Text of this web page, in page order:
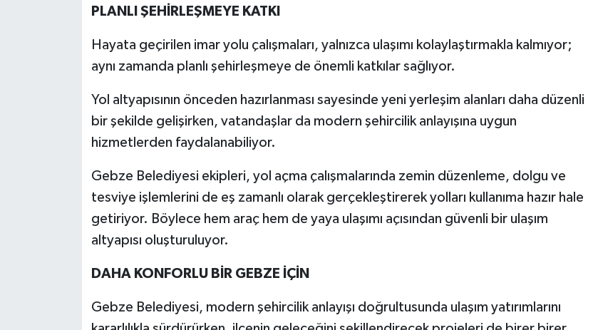
PLANLI ŞEHİRLEŞMEYE KATKI
Hayata geçirilen imar yolu çalışmaları, yalnızca ulaşımı kolaylaştırmakla kalmıyor;
aynı zamanda planlı şehirleşmeye de önemli katkılar sağlıyor.
Yol altyapısının önceden hazırlanması sayesinde yeni yerleşim alanları daha düzenli
bir şekilde gelişirken, vatandaşlar da modern şehircilik anlayışına uygun
hizmetlerden faydalanabiliyor.
Gebze Belediyesi ekipleri, yol açma çalışmalarında zemin düzenleme, dolgu ve
tesviye işlemlerini de eş zamanlı olarak gerçekleştirerek yolları kullanıma hazır hale
getiriyor. Böylece hem araç hem de yaya ulaşımı açısından güvenli bir ulaşım
altyapısı oluşturuluyor.
DAHA KONFORLU BİR GEBZE İÇİN
Gebze Belediyesi, modern şehircilik anlayışı doğrultusunda ulaşım yatırımlarını